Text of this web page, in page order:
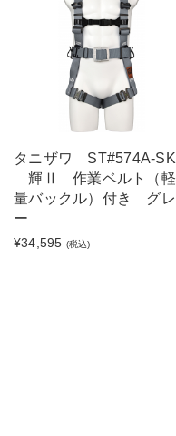
タニザワ ST#574A-SK
輝Ⅱ 作業ベルト（軽
量バックル）付き グレ
ー
¥34,595 (税込)